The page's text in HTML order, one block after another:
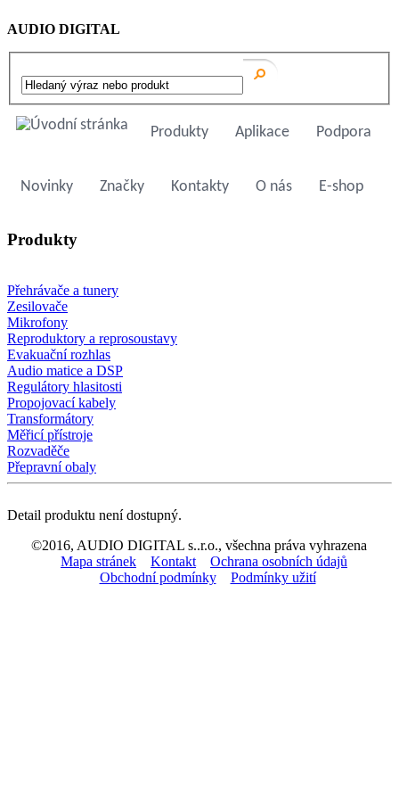
AUDIO DIGITAL
Produkty Aplikace Podpora
Novinky Značky Kontakty O nás E-shop
Produkty
Přehrávače a tunery
Zesilovače
Mikrofony
Reproduktory a reprosoustavy
Evakuační rozhlas
Audio matice a DSP
Regulátory hlasitosti
Propojovací kabely
Transformátory
Měřicí přístroje
Rozvaděče
Přepravní obaly
Detail produktu není dostupný.
©2016, AUDIO DIGITAL s..r.o., všechna práva vyhrazena
Mapa stránek
Kontakt
Ochrana osobních údajů
Obchodní podmínky
Podmínky užití